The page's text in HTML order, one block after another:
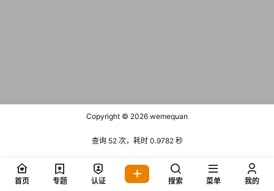
Copyright © 2026 wemequan
查询 52 次，耗时 0.9782 秒
首页 专题 认证 搜索 菜单 我的